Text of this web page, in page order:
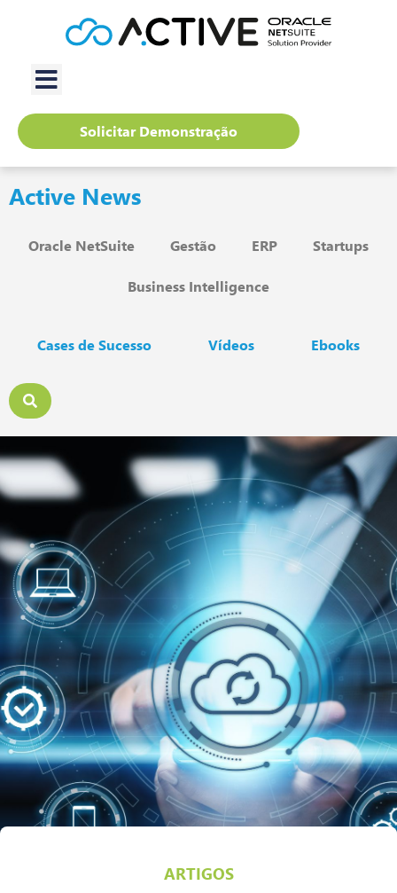
Solicitar Demonstração
Active News
Oracle NetSuite Gestão ERP Startups
Business Intelligence
Cases de Sucesso Vídeos Ebooks
ARTIGOS